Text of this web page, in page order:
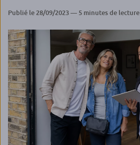
Publié le 28/09/2023 — 5 minutes de lecture